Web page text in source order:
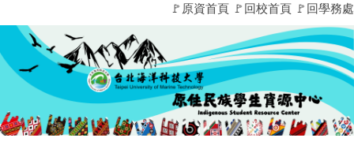
到
要
區
🚩原資首頁 🚩回校首頁 🚩回學務處